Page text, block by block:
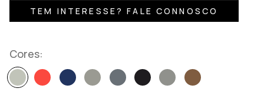
TEM INTERESSE? FALE CONNOSCO
Cores: